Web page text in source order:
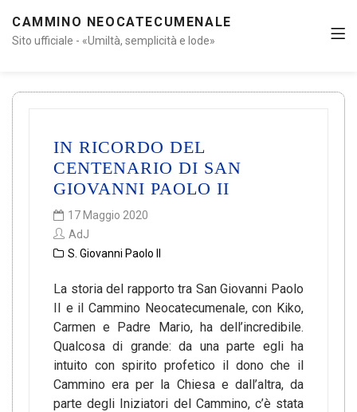
CAMMINO NEOCATECUMENALE
Sito ufficiale - «Umiltà, semplicità e lode»
IN RICORDO DEL
CENTENARIO DI SAN
GIOVANNI PAOLO II
17 Maggio 2020
AdJ
S. Giovanni Paolo II
La storia del rapporto tra San Giovanni Paolo
II e il Cammino Neocatecumenale, con Kiko,
Carmen e Padre Mario, ha dell’incredibile.
Qualcosa di grande: da una parte egli ha
intuito con spirito profetico il dono che il
Cammino era per la Chiesa e dall’altra, da
parte degli Iniziatori del Cammino, c’è stata